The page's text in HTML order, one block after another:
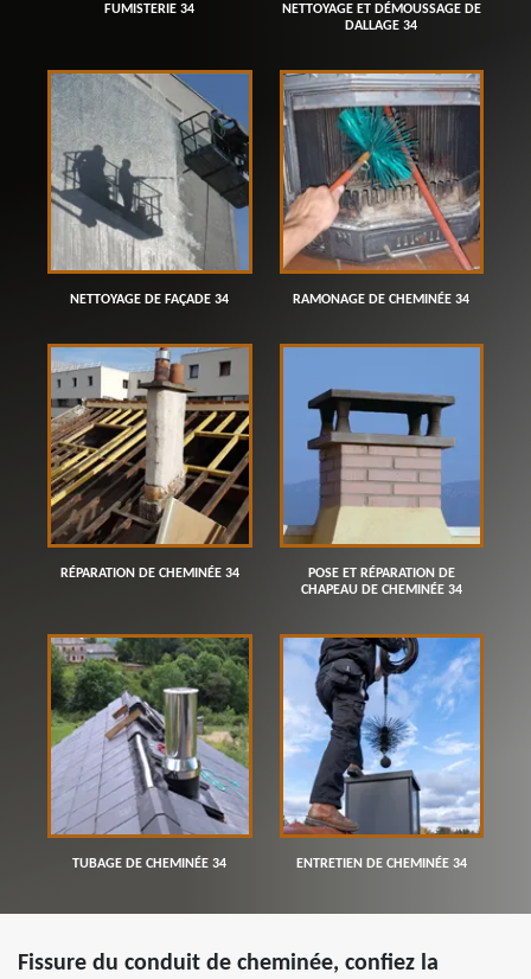
FUMISTERIE 34
NETTOYAGE ET DÉMOUSSAGE DE
DALLAGE 34
NETTOYAGE DE FAÇADE 34 RAMONAGE DE CHEMINÉE 34
RÉPARATION DE CHEMINÉE 34
POSE ET RÉPARATION DE
CHAPEAU DE CHEMINÉE 34
TUBAGE DE CHEMINÉE 34 ENTRETIEN DE CHEMINÉE 34
Fissure du conduit de cheminée, confiez la